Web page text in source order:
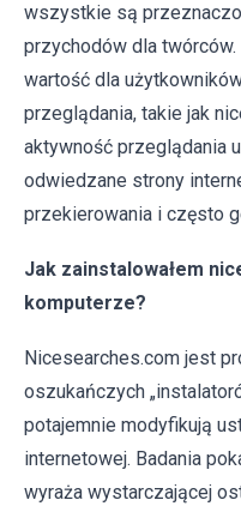
wszystkie są
przychodów dla
wartość dla
przeglądania, takie jak
aktywność przeglądania
odwiedzane strony
przekierowania i często
Jak zainstalowałem
komputerze?
Nicesearches.com jest
oszukańczych
potajemnie modyfikują
internetowej. Badania
wyraża wystarczającej